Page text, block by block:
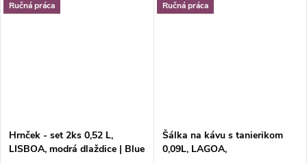
lungo, čaj, kakao a iné.
lungo, čaj, kakao a iné.
Ručná práca
Hrnček - set 2ks 0,52 L,
LISBOA, modrá dlaždice | Blue
Ručná práca
Šálka na kávu s tanierikom
0,09L, LAGOA,